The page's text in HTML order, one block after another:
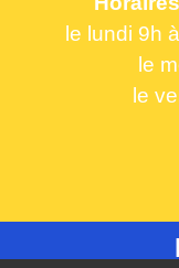
le lundi 9h
le
le